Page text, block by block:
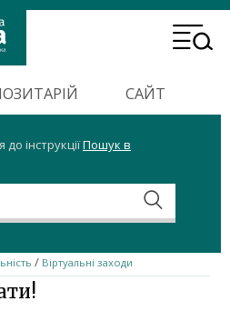
Header
Menu
інструкціїПошук в
САЙТ
/ Віртуальні заходи